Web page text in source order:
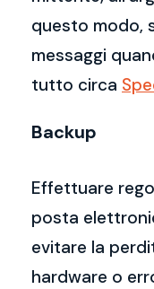
questo modo,
messaggi
tutto circa
Backup
Effettuare
posta
evitare la
hardware o